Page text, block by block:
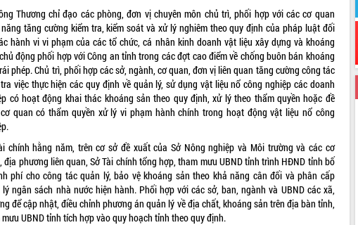
Thương chỉ đạo các phòng, đơn vị chuyên môn chủ trì, phối hợp với các cơ quan
tăng cường kiểm tra, kiểm soát và xử lý nghiêm theo quy định của pháp luật đối
hành vi vi phạm của các tổ chức, cá nhân kinh doanh vật liệu xây dựng và khoáng
động phối hợp với Công an tỉnh trong các đợt cao điểm về chống buôn bán khoáng
phép. Chủ trì, phối hợp các sở, ngành, cơ quan, đơn vị liên quan tăng cường công tác
việc thực hiện các quy định về quản lý, sử dụng vật liệu nổ công nghiệp các doanh
có hoạt động khai thác khoáng sản theo quy định, xử lý theo thẩm quyền hoặc đề
quan có thẩm quyền xử lý vi phạm hành chính trong hoạt động vật liệu nổ công
chính hằng năm, trên cơ sở đề xuất của Sở Nông nghiệp và Môi trường và các cơ
địa phương liên quan, Sở Tài chính tổng hợp, tham mưu UBND tỉnh trình HĐND tỉnh bố
phí cho công tác quản lý, bảo vệ khoáng sản theo khả năng cân đối và phân cấp
lý ngân sách nhà nước hiện hành. Phối hợp với các sở, ban, ngành và UBND các xã,
để cập nhật, điều chỉnh phương án quản lý về địa chất, khoáng sản trên địa bàn tỉnh,
UBND tỉnh tích hợp vào quy hoạch tỉnh theo quy định.